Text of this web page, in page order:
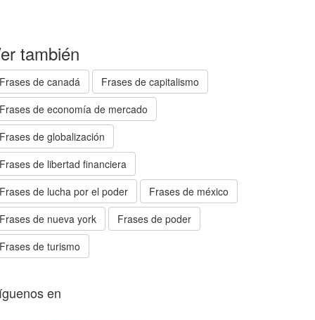
también
Frases de canadá
Frases de capitalismo
Frases de economía de mercado
Frases de globalización
Frases de libertad financiera
Frases de lucha por el poder
Frases de méxico
Frases de nueva york
Frases de poder
Frases de turismo
en